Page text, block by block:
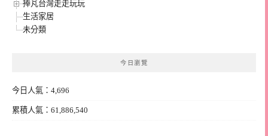
捧芃台灣走走玩玩
生活家居
未分類
今日瀏覽
今日人氣：4,696
累積人氣：61,886,540